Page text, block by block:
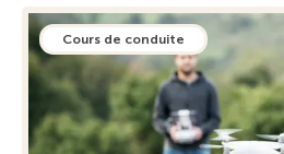
Cours de conduite